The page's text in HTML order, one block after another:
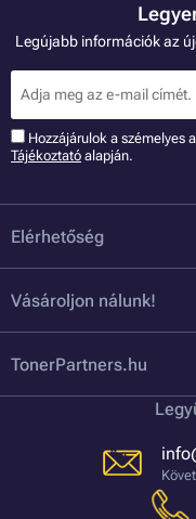
Legújabb információk az
Hozzájárulok a szémelyes
Tájékoztató alapján.
Elérhetőség
Vásároljon nálunk!
TonerPartners.hu